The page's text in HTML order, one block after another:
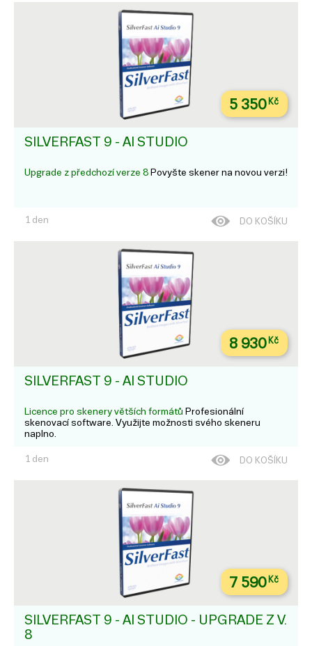
5 350Kč
SILVERFAST 9 - AI STUDIO
Upgrade z předchozí verze 8 Povyšte skener na novou verzi!
1 den DO KOŠÍKU
8 930Kč
SILVERFAST 9 - AI STUDIO
Licence pro skenery větších formátů Profesionální
skenovací software. Využijte možnosti svého skeneru
naplno.
1 den DO KOŠÍKU
7 590Kč
SILVERFAST 9 - AI STUDIO - UPGRADE Z V.
8